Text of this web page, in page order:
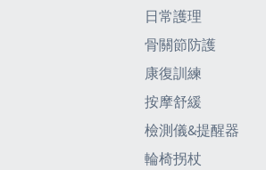
日常護理
骨關節防護
康復訓練
按摩舒緩
檢測儀&提醒器
輪椅拐杖